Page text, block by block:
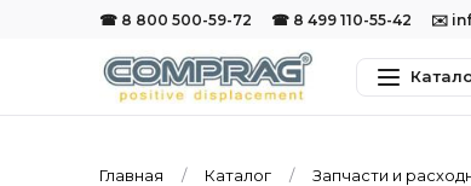
☎ 8 800 500-59-72 ☎ 8 499 110-55-42 ✉️
Главная Каталог Запчасти и